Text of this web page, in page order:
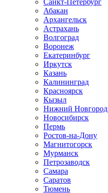
Санкт-Петербург
Абакан
Архангельск
Астрахань
Волгоград
Воронеж
Екатеринбург
Иркутск
Казань
Калининград
Красноярск
Кызыл
Нижний Новгород
Новосибирск
Пермь
Ростов-на-Дону
Магнитогорск
Мурманск
Петрозаводск
Самара
Саратов
Тюмень